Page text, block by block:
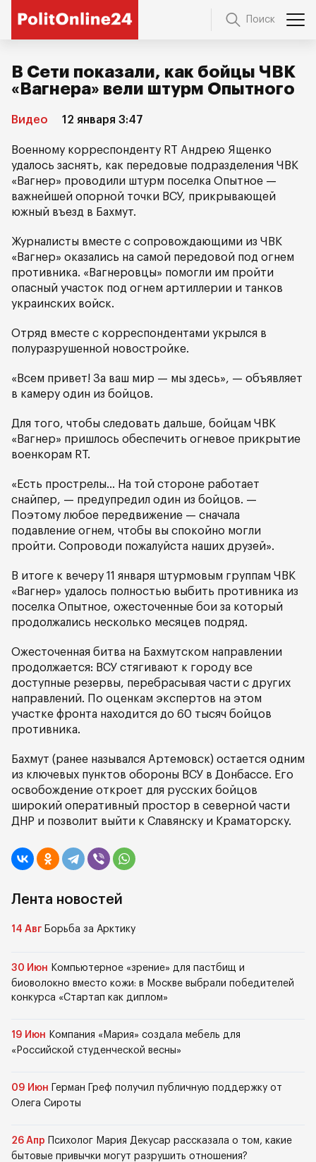
Поиск
В Сети показали, как бойцы ЧВК
«Вагнера» вели штурм Опытного
Видео 12 января 3:47
Военному корреспонденту RT Андрею Ященко
удалось заснять, как передовые подразделения ЧВК
«Вагнер» проводили штурм поселка Опытное —
важнейшей опорной точки ВСУ, прикрывающей
южный въезд в Бахмут.
Журналисты вместе с сопровождающими из ЧВК
«Вагнер» оказались на самой передовой под огнем
противника. «Вагнеровцы» помогли им пройти
опасный участок под огнем артиллерии и танков
украинских войск.
Отряд вместе с корреспондентами укрылся в
полуразрушенной новостройке.
«Всем привет! За ваш мир — мы здесь», — объявляет
в камеру один из бойцов.
Для того, чтобы следовать дальше, бойцам ЧВК
«Вагнер» пришлось обеспечить огневое прикрытие
военкорам RT.
«Есть прострелы… На той стороне работает
снайпер, — предупредил один из бойцов. —
Поэтому любое передвижение — сначала
подавление огнем, чтобы вы спокойно могли
пройти. Сопроводи пожалуйста наших друзей».
В итоге к вечеру 11 января штурмовым группам ЧВК
«Вагнер» удалось полностью выбить противника из
поселка Опытное, ожесточенные бои за который
продолжались несколько месяцев подряд.
Ожесточенная битва на Бахмутском направлении
продолжается: ВСУ стягивают к городу все
доступные резервы, перебрасывая части с других
направлений. По оценкам экспертов на этом
участке фронта находится до 60 тысяч бойцов
противника.
Бахмут (ранее назывался Артемовск) остается одним
из ключевых пунктов обороны ВСУ в Донбассе. Его
освобождение откроет для русских бойцов
широкий оперативный простор в северной части
ДНР и позволит выйти к Славянску и Краматорску.
Лента новостей
14 Авг Борьба за Арктику
30 Июн Компьютерное «зрение» для пастбищ и
биоволокно вместо кожи: в Москве выбрали победителей
конкурса «Стартап как диплом»
19 Июн Компания «Мария» создала мебель для
«Российской студенческой весны»
09 Июн
Герман Греф получил публичную поддержку от
Олега Сироты
26 Апр
Психолог Мария Декусар рассказала о том, какие
бытовые привычки могут разрушить отношения?